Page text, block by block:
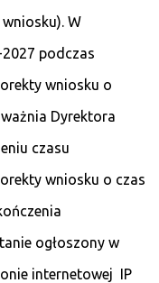
W
podczas
wniosku o
Dyrektora
czasu
wniosku o czas
ogłoszony w
internetowej IP